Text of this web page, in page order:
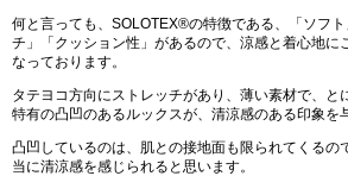
何と言っても、SOLOTEX®の特徴である、「ソフ
チ」「クッション性」があるので、涼感と着心地に
なっております。
タテヨコ方向にストレッチがあり、薄い素材で、と
特有の凸凹のあるルックスが、清涼感のある印象を
凸凹しているのは、肌との接地面も限られてくるの
当に清涼感を感じられると思います。